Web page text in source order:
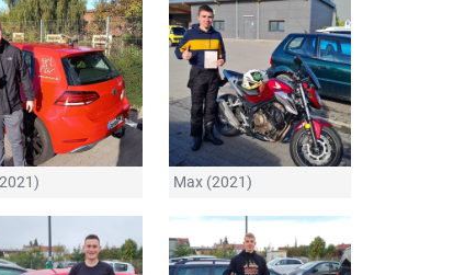
Max (2021)